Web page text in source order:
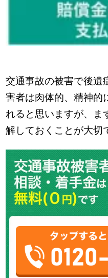
交通事故の被害で後遺
害者は肉体的、精神的
れると思いますが、ま
解しておくことが大切